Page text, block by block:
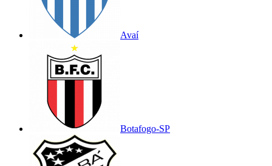
Avaí
Botafogo-SP